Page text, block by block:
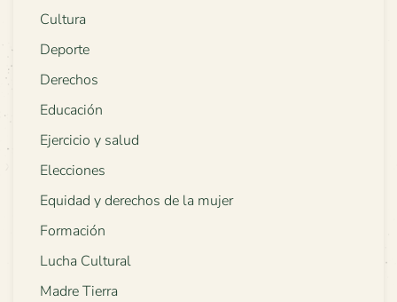
Cultura
Deporte
Derechos
Educación
Ejercicio y salud
Elecciones
Equidad y derechos de la mujer
Formación
Lucha Cultural
Madre Tierra